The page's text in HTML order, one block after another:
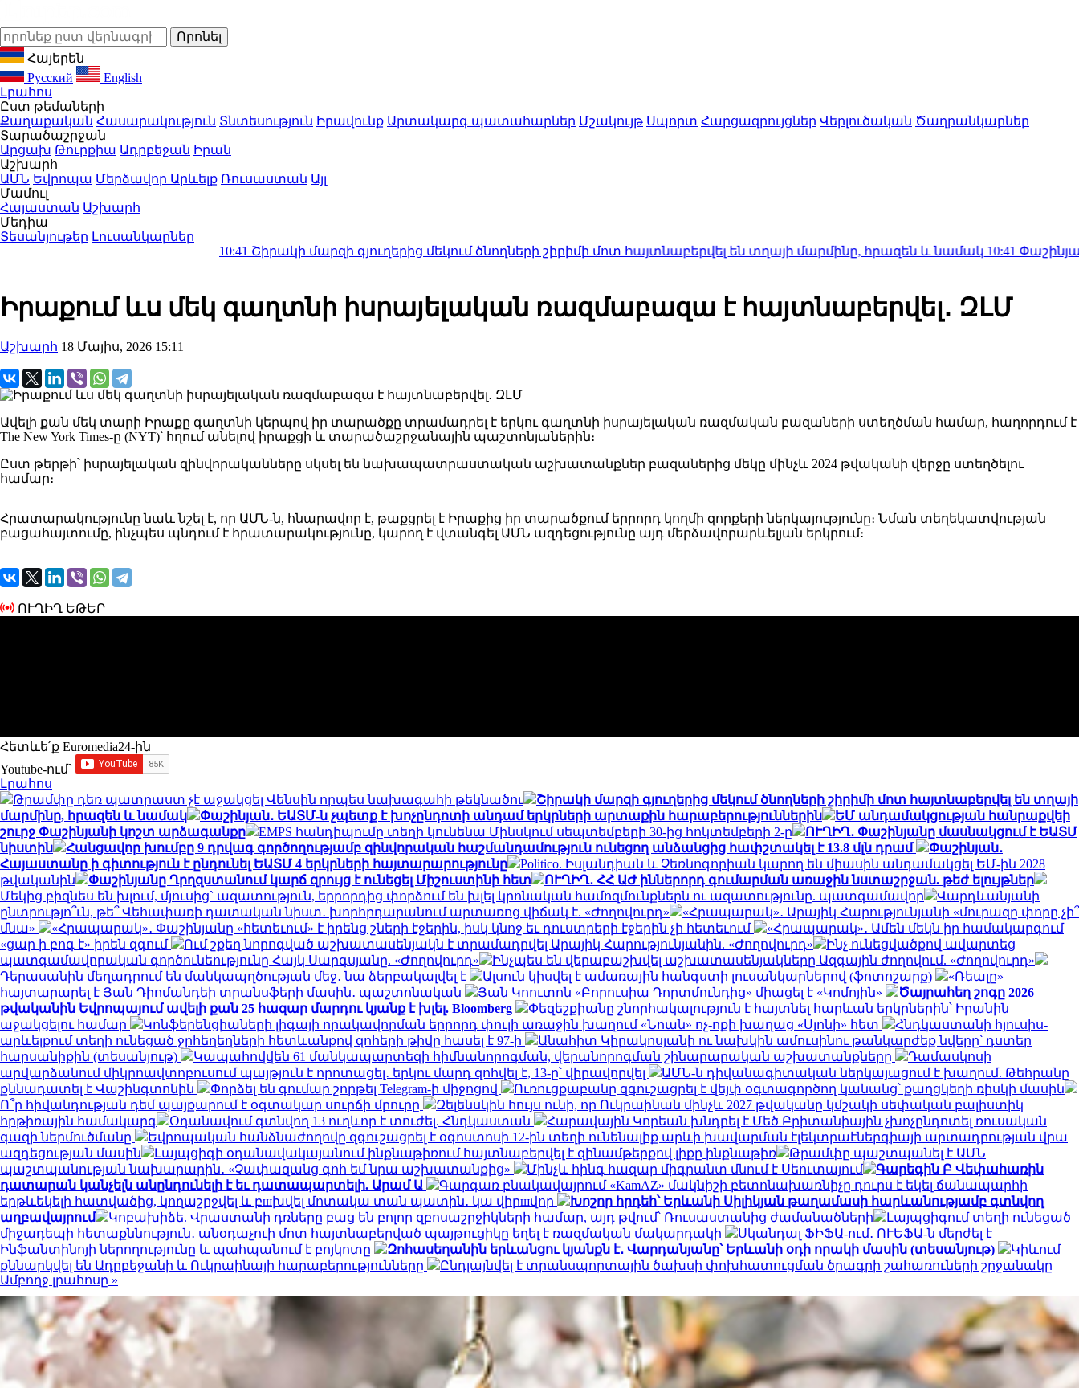
Հայերեն
Русский
English
Լրահոս
Ըստ թեմաների
Քաղաքական Հասարակություն Տնտեսություն Իրավունք Արտակարգ պատահարներ Մշակույթ Սպորտ Հարցազրույցներ Վերլուծական Ծաղրանկարներ
Տարածաշրջան
Արցախ Թուրքիա Ադրբեջան Իրան
Աշխարհ
ԱՄՆ Եվրոպա Մերձավոր Արևելք Ռուսաստան Այլ
Մամուլ
Հայաստան Աշխարհ
Մեդիա
Տեսանյութեր Լուսանկարներ
Շիրակի մարզի գյուղերից մեկում ծնողների շիրիմի մոտ հայտնաբերվել են տղայի մարմինը, հրազեն և նամակ10:41Փաշինյան․ ԵԱՏՄ-ն
Իրաքում ևս մեկ գաղտնի իսրայելական ռազմաբազա է հայտնաբերվել․ ԶԼՄ
Աշխարհ 18 Մայիս, 2026 15:11
Ավելի քան մեկ տարի Իրաքը գաղտնի կերպով իր տարածքը տրամադրել է երկու գաղտնի իսրայելական ռազմական բազաների ստեղծման համար, հաղորդում է
The New York Times-ը (NYT)՝ հղում անելով իրաքցի և տարածաշրջանային պաշտոնյաներին։
Ըստ թերթի՝ իսրայելական զինվորականները սկսել են նախապատրաստական ​​​​աշխատանքներ բազաներից մեկը մինչև 2024 թվականի վերջը ստեղծելու
համար։
Հրատարակությունը նաև նշել է, որ ԱՄՆ-ն, հնարավոր է, թաքցրել է Իրաքից իր տարածքում երրորդ կողմի զորքերի ներկայությունը։ Նման տեղեկատվության
բացահայտումը, ինչպես պնդում է հրատարակությունը, կարող է վտանգել ԱՄՆ ազդեցությունը այդ մերձավորարևելյան երկրում։
ՈՒՂԻՂ ԵԹԵՐ
Հետևե՛ք Euromedia24-ին
Youtube-ում`
Լրահոս
Թրամփը դեռ պատրաստ չէ աջակցել Վենսին որպես նախագահի թեկնածու
Շիրակի մարզի գյուղերից մեկում ծնողների շիրիմի մոտ հայտնաբերվել են տղայի
մարմինը, հրազեն և նամակ
Փաշինյան․ ԵԱՏՄ-ն չպետք է խոչընդոտի անդամ երկրների արտաքին հարաբերություններին
ԵՄ անդամակցության հանրաքվեի
շուրջ Փաշինյանի կոշտ արձագանքը
EMPS հանդիպումը տեղի կունենա Մինսկում սեպտեմբերի 30-ից հոկտեմբերի 2-ը
ՈՒՂԻՂ․ Փաշինյանը մասնակցում է ԵԱՏՄ
նիստին
Հանցավոր խումբը 9 դրվագ գործողությամբ զինվորական հաշմանդամություն ունեցող անձանցից հափշտակել է 13.8 մլն դրամ
Փաշինյան․
Հայաստանը ի գիտություն է ընդունել ԵԱՏՄ 4 երկրների հայտարարությունը
Politico. Իսլանդիան և Չեռնոգորիան կարող են միասին անդամակցել ԵՄ-ին 2028
թվականին
Փաշինյանը Ղրղզստանում կարճ զրույց է ունեցել Միշուստինի հետ
ՈՒՂԻՂ․ ՀՀ ԱԺ իններորդ գումարման առաջին նստաշրջան. թեժ ելույթներ
Մեկից բիզնես են խլում, մյուսից` ազատություն, երրորդից փորձում են խլել կրոնական համոզմունքներն ու ազատությունը. պատգամավոր
Վարդևանյանի
ընտրությո՞ւն, թե՞ Վեհափառի դատական նիստ․ խորհրդարանում արտառոց վիճակ է. «Ժողովուրդ»
«Հրապարակ»․ Արայիկ Հարությունյանի «մուրազը փորը չի՞
մնա»
«Հրապարակ»․ Փաշինյանը «հետեւում» է իրենց շների էջերին, իսկ կնոջ եւ դուստրերի էջերին չի հետեւում
«Հրապարակ»․ Ամեն մեկն իր համակարգում
«ցար ի բոգ է» իրեն զգում
Ում շքեղ նորոգված աշխատասենյակն է տրամադրվել Արայիկ Հարությունյանին. «Ժողովուրդ»
Ինչ ունեցվածքով ավարտեց
պատգամավորական գործունեությունը Հայկ Սարգսյանը. «Ժողովուրդ»
Ինչպես են վերաբաշխվել աշխատասենյակները Ազգային ժողովում. «Ժողովուրդ»
Դերասանին մեղադրում են մանկապղծության մեջ․ նա ձերբակալվել է
Ալսուն կիսվել է ամառային հանգստի լուսանկարներով (ֆոտոշարք)
«Ռեալը»
հայտարարել է Յան Դիոմանդեի տրանսֆերի մասին․ պաշտոնական
Յան Կոուտոն «Բորուսիա Դորտմունդից» միացել է «Կոմոյին»
Ծայրահեղ շոգը 2026
թվականին Եվրոպայում ավելի քան 25 հազար մարդու կյանք է խլել. Bloomberg
Փեզեշքիանը շնորհակալություն է հայտնել հարևան երկրներին՝ Իրանին
աջակցելու համար
Կոնֆերենցիաների լիգայի որակավորման երրորդ փուլի առաջին խաղում «Նոան» ոչ-ոքի խաղաց «Սյոնի» հետ
Հնդկաստանի հյուսիս-
արևելքում տեղի ունեցած ջրհեղեղների հետևանքով զոհերի թիվը հասել է 97-ի
Անահիտ Կիրակոսյանի ու նախկին ամուսինու թանկարժեք նվերը՝ դստեր
հարսանիքին (տեսանյութ)
Կապահովվեն 61 մանկապարտեզի հիմնանորոգման, վերանորոգման շինարարական աշխատանքները
Դամասկոսի
արվարձանում միկրոավտոբուսում պայթյուն է որոտացել․ երկու մարդ զոհվել է, 13-ը՝ վիրավորվել
ԱՄՆ-ն դիվանագիտական ներկայացում է խաղում. Թեհրանը
քննադատել է Վաշինգտոնին
Փորձել են գումար շորթել Telegram-ի միջոցով
Ուռուցքաբանը զգուշացրել է վեյփ օգտագործող կանանց՝ քաղցկեղի ռիսկի մասին
Ո՞ր հիվանդության դեմ պայքարում է օգտակար սուրճի մրուրը
Զելենսկին հույս ունի, որ Ուկրաինան մինչև 2027 թվականը կմշակի սեփական բալիստիկ
հրթիռային համակարգ
Օդանավում գտնվող 13 ուղևոր է տուժել. Հնդկաստան
Հարավային Կորեան խնդրել է Մեծ Բրիտանիային չխոչընդոտել ռուսական
գազի ներմուծմանը
Եվրոպական հանձնաժողովը զգուշացրել է օգոստոսի 12-ին տեղի ունենալիք արևի խավարման էլեկտրաէներգիայի արտադրության վրա
ազդեցության մասին
Լայպցիգի օդանավակայանում ինքնաթիռում հայտնաբերվել է զինամթերքով լիքը ինքնաթիռ
Թրամփը պաշտպանել է ԱՄՆ
պաշտպանության նախարարին․ «Չափազանց գոհ եմ նրա աշխատանքից»
Մինչև հինգ հազար միգրանտ մնում է Սեուտայում
Գարեգին Բ Վեփահառին
դատարան կանչելն անընդունելի է եւ դատապարտելի. Արամ Ա
Գարգառ բնակավայրում «KamAZ» մակնիշի բետոնախառնիչը դուրս է եկել ճանապարհի
երթևեկելի հատվածից, կողաշրջվել և բшխվել մոտակա տան պատին․ կա վիրшվոր
Խոշոր հրդեհ՝ Երևանի Սիլիկյան թաղամասի հարևանությամբ գտնվող
աղբավայրում
Կոբախիձե. Վրաստանի դռները բաց են բոլոր զբոսաշրջիկների համար, այդ թվում՝ Ռուսաստանից ժամանածների
Լայպցիգում տեղի ունեցած
միջադեպի հետաքննություն․ անօդաչուի մոտ հայտնաբերված պայթուցիկը եղել է ռազմական մակարդակի
Սկանդալ ՖԻՖԱ-ում․ ՈՒԵՖԱ-ն մերժել է
Ինֆանտինոյի ներողությունը և պահպանում է բոյկոտը
Զոհասեղանին երևանցու կյանքն է․ Վարդանյանը՝ Երևանի օդի որակի մասին (տեսանյութ)
Կիևում
քննարկվել են Ադրբեջանի և Ուկրաինայի հարաբերությունները
Ընդլայնվել է տրանսպորտային ծախսի փոխհատուցման ծրագրի շահառուների շրջանակը
Ամբողջ լրահոսը »